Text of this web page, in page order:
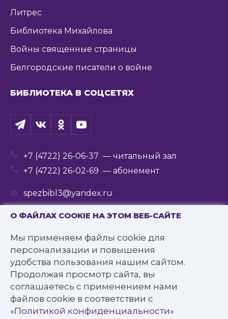
О ФАЙЛАХ COOKIE НА ЭТОМ ВЕБ-САЙТЕ
Мы применяем файлы cookie для
персонализации и повышения
удобства пользования нашим сайтом.
Продолжая просмотр сайта, вы
соглашаетесь с применением нами
файлов cookie в соответствии с
«Политикой конфиденциальности»
Литрес
Библиотека Михайлова
Войны священные страницы
Белгородские писатели о войне
БИБЛИОТЕКА В СОЦСЕТЯХ
+7 (4722) 26-06-37 — читальный зал
+7 (4722) 26-02-69 — абонемент
spezbibl3@yandex.ru
© 2016—2022 Государственное бюджетное
учреждение культуры
«Белгородская государственная специальная
библиотека для слепых им. В.Я. Ерошенко».
Все права защищены.
Политика конфиденциальности